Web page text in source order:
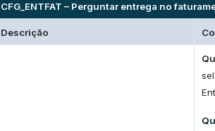
CFG_ENTFAT – Perguntar entrega no
Descrição